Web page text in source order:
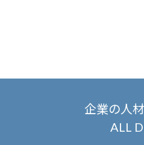
企業の人
ALL